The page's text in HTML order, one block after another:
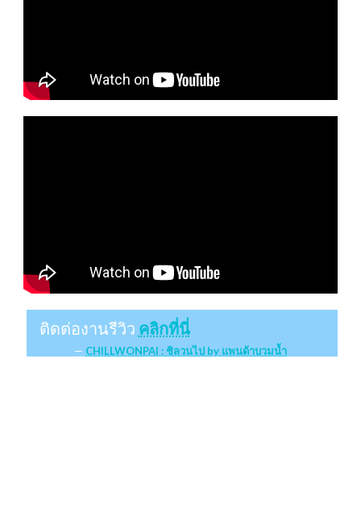
ติดต่องานรีวิว คลิกที่นี่
CHILLWONPAI : ชิลวนไป by แพนด้าบวมน้ำ